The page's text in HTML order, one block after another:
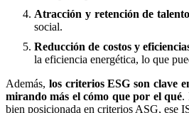
Atracción y retención de talento
social.
Reducción de costos y
la eficiencia energética, lo que
Además, los criterios ESG son clave
mirando más el cómo que por el qué.
bien posicionada en criterios ASG, ese